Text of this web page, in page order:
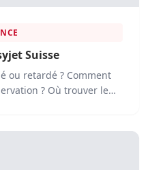
Suisse
ou retardé ? Comment
? Où trouver le